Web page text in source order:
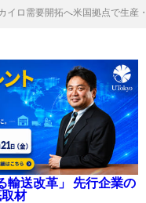
イロ需要開拓へ米国拠点で生産
輸送改革」 先行企業の
材